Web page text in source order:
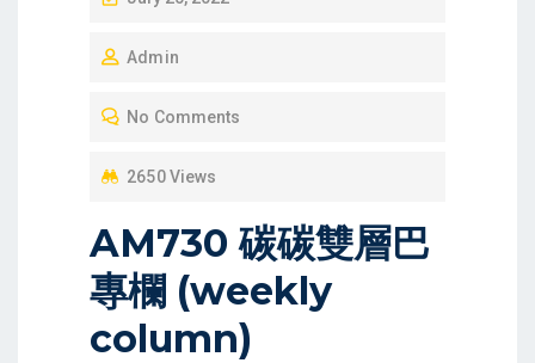
S
N
Admin
No Comments
2650 Views
AM730 碳碳雙層巴
專欄 (weekly
column)